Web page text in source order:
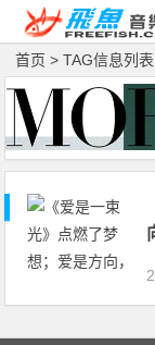
首页 > TAG信息列